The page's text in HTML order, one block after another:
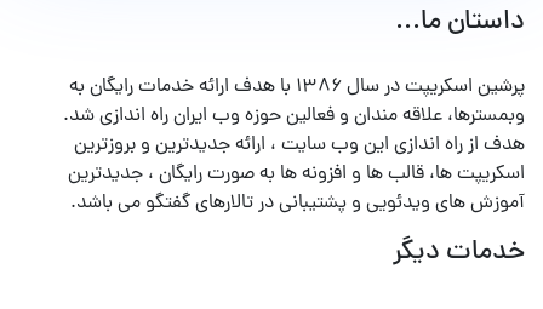
داستان ما...
پرشین اسکریپت در سال ۱۳۸۶ با هدف ارائه خدمات رایگان به
وبمسترها، علاقه مندان و فعالین حوزه وب ایران راه اندازی شد.
هدف از راه اندازی این وب سایت ، ارائه جدیدترین و بروزترین
اسکریپت ها، قالب ها و افزونه ها به صورت رایگان ، جدیدترین
آموزش های ویدئویی و پشتیبانی در تالارهای گفتگو می باشد.
خدمات دیگر